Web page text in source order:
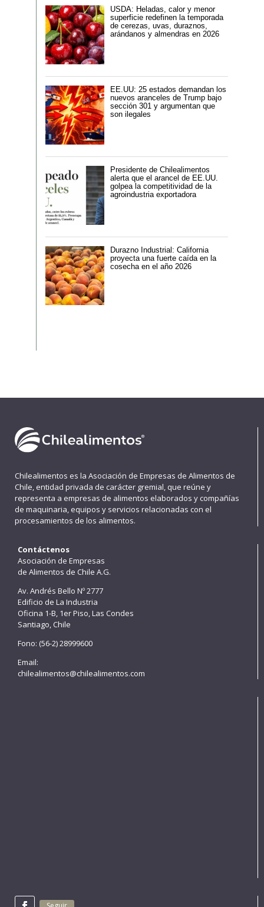
USDA: Heladas, calor y menor
superficie redefinen la temporada
de cerezas, uvas, duraznos,
arándanos y almendras en 2026
EE.UU: 25 estados demandan los
nuevos aranceles de Trump bajo
sección 301 y argumentan que
son ilegales
Presidente de Chilealimentos
alerta que el arancel de EE.UU.
golpea la competitividad de la
agroindustria exportadora
Durazno Industrial: California
proyecta una fuerte caída en la
cosecha en el año 2026
Chilealimentos es la Asociación de Empresas de Alimentos de
Chile, entidad privada de carácter gremial, que reúne y
representa a empresas de alimentos elaborados y compañías
de maquinaria, equipos y servicios relacionadas con el
procesamientos de los alimentos.
Contáctenos
Asociación de Empresas
de Alimentos de Chile A.G.
Av. Andrés Bello Nº 2777
Edificio de La Industria
Oficina 1-B, 1er Piso, Las Condes
Santiago, Chile
Fono: (56-2) 28999600
Email:
chilealimentos@chilealimentos.com